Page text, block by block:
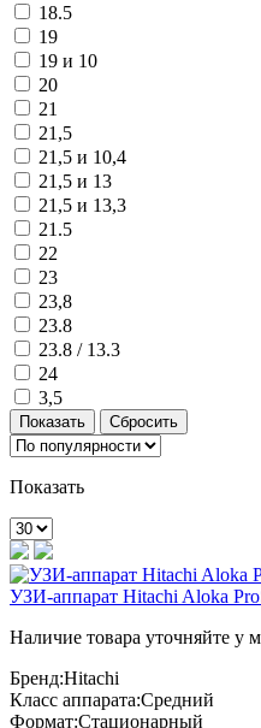
18.5
19
19 и 10
20
21
21,5
21,5 и 10,4
21,5 и 13
21,5 и 13,3
21.5
22
23
23,8
23.8
23.8 / 13.3
24
3,5
Показать
УЗИ-аппарат Hitachi Aloka
Наличие товара уточняйте у
Бренд:Hitachi
Класс аппарата:Средний
Формат:Стационарный